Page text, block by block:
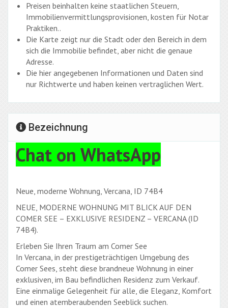
Preisen beinhalten keine staatlichen Steuern,
Immobilienvermittlungsprovisionen, kosten für Notar
Praktiken..
Die Karte zeigt nur die Stadt oder den Bereich in dem
sich die Immobilie befindet, aber nicht die genaue
Adresse.
Die hier angegebenen Informationen und Daten sind
nur Richtwerte und haben keinen vertraglichen Wert.
Bezeichnung
Chat on WhatsApp
Neue, moderne Wohnung, Vercana, ID 74B4
NEUE, MODERNE WOHNUNG MIT BLICK AUF DEN
COMER SEE – EXKLUSIVE RESIDENZ – VERCANA (ID
74B4).
Erleben Sie Ihren Traum am Comer See
In Vercana, in der prestigeträchtigen Umgebung des
Comer Sees, steht diese brandneue Wohnung in einer
exklusiven, im Bau befindlichen Residenz zum Verkauf.
Eine einmalige Gelegenheit für alle, die Eleganz, Komfort
und einen atemberaubenden Seeblick suchen.